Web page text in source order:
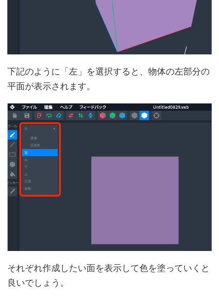
下記のように「左」を選択すると、物体の左部分の
平面が表示されます。
それぞれ作成したい面を表示して色を塗っていくと
良いでしょう。